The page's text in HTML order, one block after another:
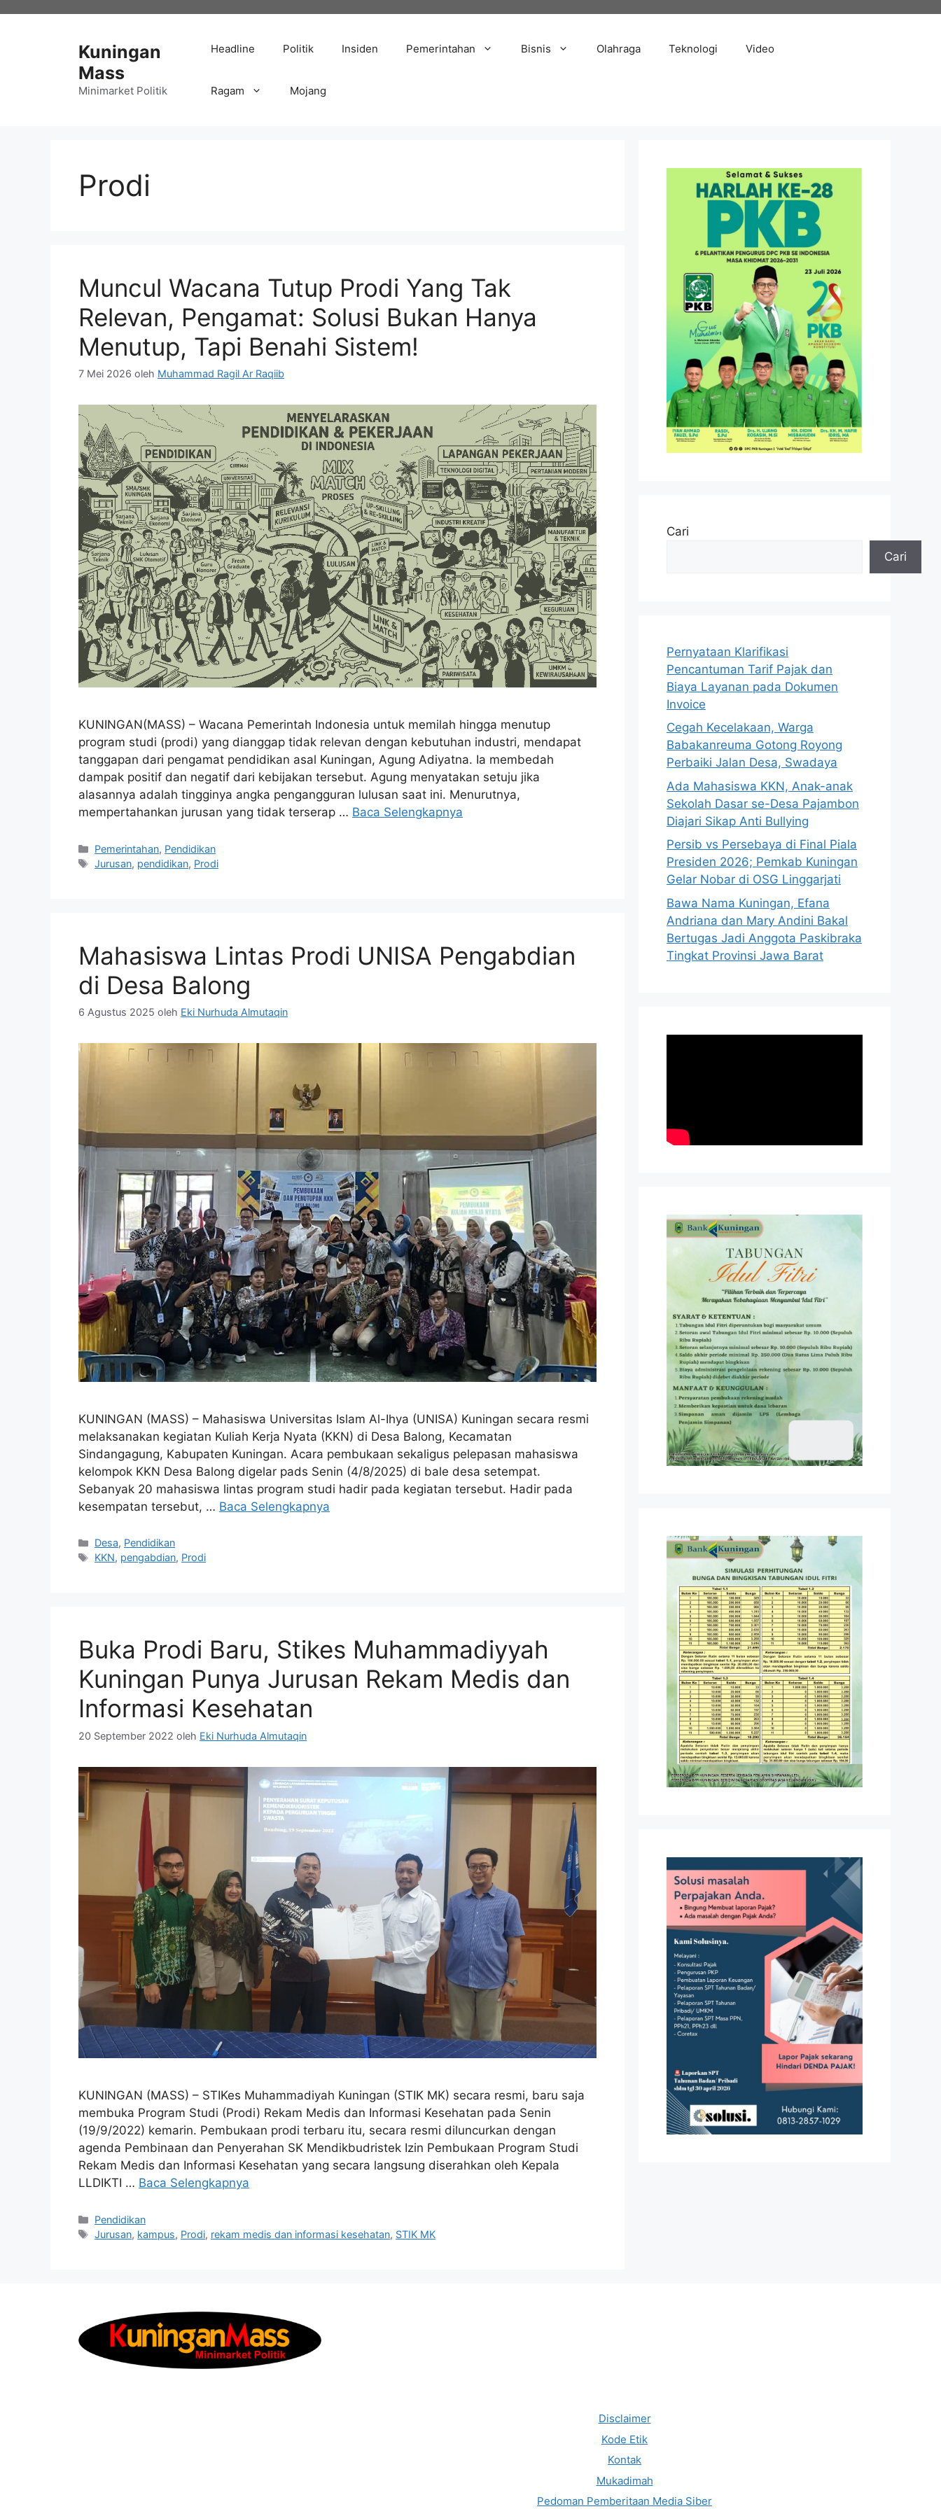
Kuningan
Mass
Minimarket Politik
Headline Politik Insiden Pemerintahan Bisnis Olahraga Teknologi Video
Ragam Mojang
Prodi
Muncul Wacana Tutup Prodi Yang Tak
Relevan, Pengamat: Solusi Bukan Hanya
Menutup, Tapi Benahi Sistem!
7 Mei 2026 oleh Muhammad Ragil Ar Raqiib
KUNINGAN(MASS) – Wacana Pemerintah Indonesia untuk memilah hingga menutup
program studi (prodi) yang dianggap tidak relevan dengan kebutuhan industri, mendapat
tanggapan dari pengamat pendidikan asal Kuningan, Agung Adiyatna. Ia membedah
dampak positif dan negatif dari kebijakan tersebut. Agung menyatakan setuju jika
alasannya adalah tingginya angka pengangguran lulusan saat ini. Menurutnya,
mempertahankan jurusan yang tidak terserap … Baca Selengkapnya
Kategori
Pemerintahan, Pendidikan
Tag
Jurusan, pendidikan, Prodi
Mahasiswa Lintas Prodi UNISA Pengabdian
di Desa Balong
6 Agustus 2025 oleh Eki Nurhuda Almutaqin
KUNINGAN (MASS) – Mahasiswa Universitas Islam Al-Ihya (UNISA) Kuningan secara resmi
melaksanakan kegiatan Kuliah Kerja Nyata (KKN) di Desa Balong, Kecamatan
Sindangagung, Kabupaten Kuningan. Acara pembukaan sekaligus pelepasan mahasiswa
kelompok KKN Desa Balong digelar pads Senin (4/8/2025) di bale desa setempat.
Sebanyak 20 mahasiswa lintas program studi hadir pada kegiatan tersebut. Hadir pada
kesempatan tersebut, … Baca Selengkapnya
Kategori
Desa, Pendidikan
Tag
KKN, pengabdian, Prodi
Buka Prodi Baru, Stikes Muhammadiyyah
Kuningan Punya Jurusan Rekam Medis dan
Informasi Kesehatan
20 September 2022 oleh Eki Nurhuda Almutaqin
KUNINGAN (MASS) – STIKes Muhammadiyah Kuningan (STIK MK) secara resmi, baru saja
membuka Program Studi (Prodi) Rekam Medis dan Informasi Kesehatan pada Senin
(19/9/2022) kemarin. Pembukaan prodi terbaru itu, secara resmi diluncurkan dengan
agenda Pembinaan dan Penyerahan SK Mendikbudristek Izin Pembukaan Program Studi
Rekam Medis dan Informasi Kesehatan yang secara langsung diserahkan oleh Kepala
LLDIKTI … Baca Selengkapnya
Kategori
Pendidikan
Tag
Jurusan, kampus, Prodi, rekam medis dan informasi kesehatan, STIK MK
Cari
Cari
Pernyataan Klarifikasi
Pencantuman Tarif Pajak dan
Biaya Layanan pada Dokumen
Invoice
Cegah Kecelakaan, Warga
Babakanreuma Gotong Royong
Perbaiki Jalan Desa, Swadaya
Ada Mahasiswa KKN, Anak-anak
Sekolah Dasar se-Desa Pajambon
Diajari Sikap Anti Bullying
Persib vs Persebaya di Final Piala
Presiden 2026; Pemkab Kuningan
Gelar Nobar di OSG Linggarjati
Bawa Nama Kuningan, Efana
Andriana dan Mary Andini Bakal
Bertugas Jadi Anggota Paskibraka
Tingkat Provinsi Jawa Barat
Disclaimer
Kode Etik
Kontak
Mukadimah
Pedoman Pemberitaan Media Siber